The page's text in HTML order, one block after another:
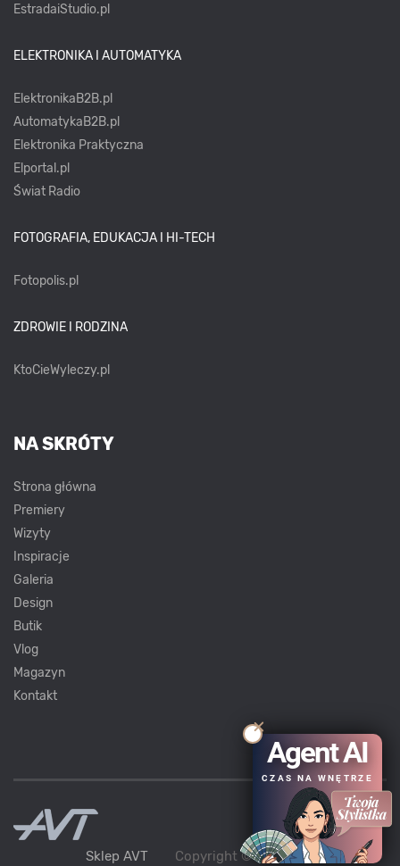
EstradaiStudio.pl
ELEKTRONIKA I AUTOMATYKA
ElektronikaB2B.pl
AutomatykaB2B.pl
Elektronika Praktyczna
Elportal.pl
Świat Radio
FOTOGRAFIA, EDUKACJA I HI-TECH
Fotopolis.pl
ZDROWIE I RODZINA
KtoCieWyleczy.pl
NA SKRÓTY
Strona główna
Premiery
Wizyty
Inspiracje
Galeria
Design
Butik
Vlog
Magazyn
Kontakt
Sklep AVT Copyright ©AVT2021
Agent AI
CZAS NA WNĘTRZE